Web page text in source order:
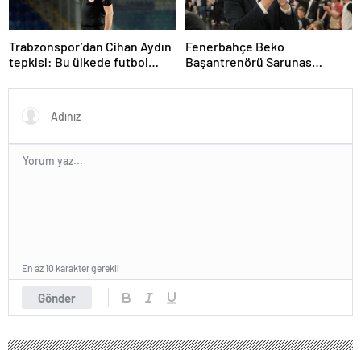
Trabzonspor’dan Cihan Aydın
tepkisi: Bu ülkede futbol
Fenerbahçe Beko
Başantrenörü Sarunas
Nunn açıklaması
Gönder
En az 10 karakter gerekli